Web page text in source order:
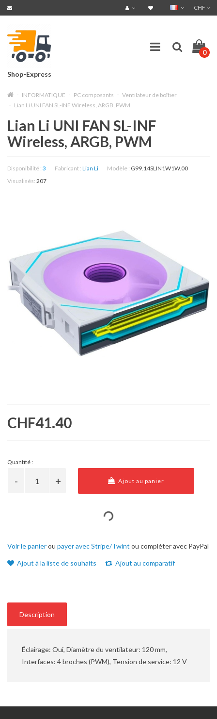
CHF
Shop-Express
0
INFORMATIQUE PC composants
Ventilateur de boîtier
Lian Li UNI FAN SL-INF Wireless, ARGB, PWM
Lian Li UNI FAN SL-INF
Wireless, ARGB, PWM
Disponibilité : 3 Fabricant : Lian Li Modèle : G99.14SLIN1W1W.00
Visualisés: 207
CHF41.40
Quantité :
Ajout au panier
Voir le panierou payer avec Stripe/Twint ou compléter avec PayPal
Ajout à la liste de souhaits Ajout au comparatif
Description
Éclairage: Oui, Diamètre du ventilateur: 120 mm,
Interfaces: 4 broches (PWM), Tension de service: 12 V